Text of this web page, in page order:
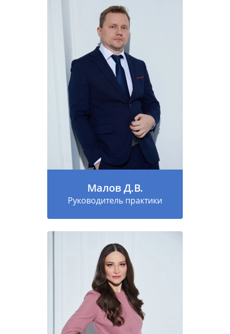
Малов Д.В.
Руководитель практики